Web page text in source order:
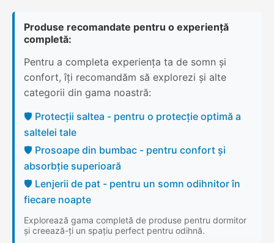
Produse recomandate pentru o experiență
completă:
Pentru a completa experiența ta de somn și
confort, îți recomandăm să explorezi și alte
categorii din gama noastră:
🛡️ Protecții saltea - pentru o protecție optimă a
saltelei tale
🛡️ Prosoape din bumbac - pentru confort și
absorbție superioară
🛡️ Lenjerii de pat - pentru un somn odihnitor în
fiecare noapte
Explorează gama completă de produse pentru dormitor
și creează-ți un spațiu perfect pentru odihnă.